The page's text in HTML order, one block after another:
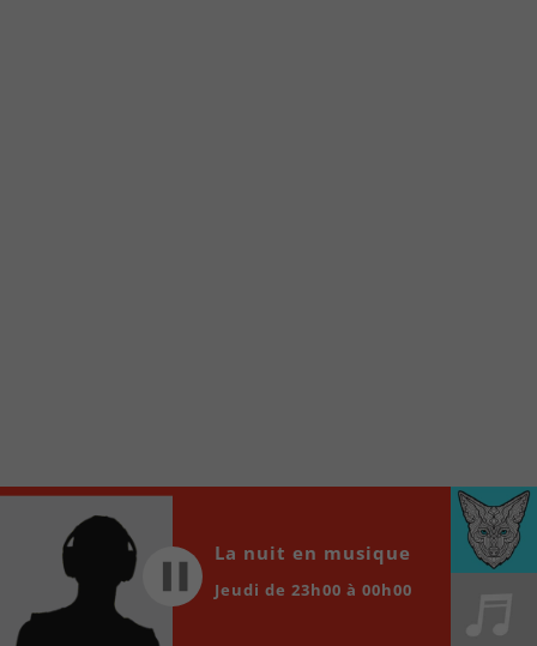
locale vous sont maintenant accessibles en un clic!
Audio
Player
00:00
La nuit en musique
Jeudi de 23h00 à 00h00